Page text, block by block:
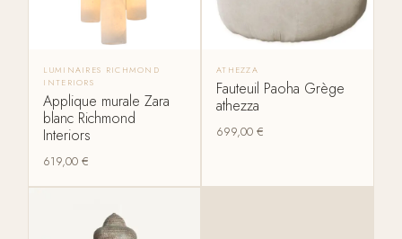
LUMINAIRES RICHMOND
INTERIORS
Applique murale Zara
blanc Richmond
Interiors
619,00€
ATHEZZA
Fauteuil Paoha Grège
athezza
699,00 €